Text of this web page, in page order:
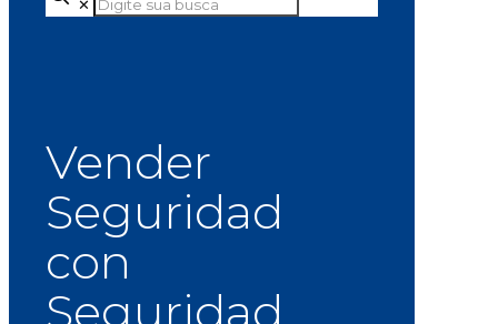
✕
Vender
Seguridad
con
Seguridad